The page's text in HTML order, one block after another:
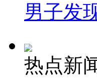
男子发
热点新